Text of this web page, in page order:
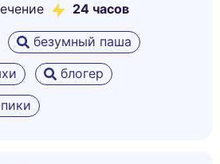
24 часов
безумный паша
блогер